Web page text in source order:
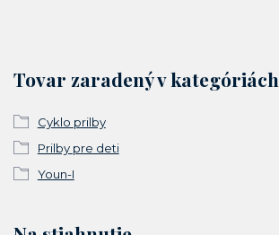
Tovar zaradený v kategóriách
Cyklo prilby
Prilby pre deti
Youn-I